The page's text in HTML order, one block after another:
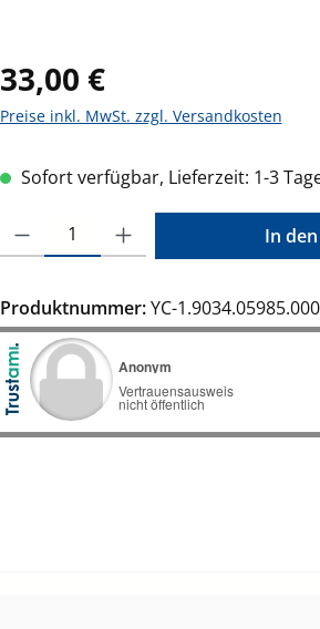
Regulärer Preis:
33,00 €
Preise inkl. MwSt. zzgl. Versandkosten
Sofort verfügbar, Lieferzeit: 1-3
Produkt Anzahl: Gib den gewünschten
In
Produktnummer:YC-